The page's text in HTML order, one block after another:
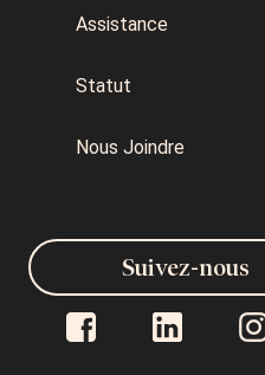
Assistance
Statut
Nous Joindre
Suivez-nous